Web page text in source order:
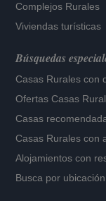
Complejos Rurales
Viviendas turísticas
Búsquedas
Casas Rurales con
Ofertas Casas
Casas
Casas Rurales con
Alojamientos con
Busca por